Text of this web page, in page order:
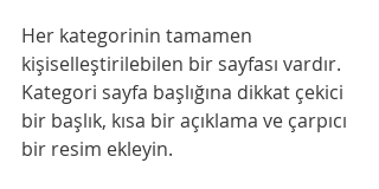
Her kategorinin tamamen
kişiselleştirilebilen bir sayfası vardır.
Kategori sayfa başlığına dikkat çekici
bir başlık, kısa bir açıklama ve çarpıcı
bir resim ekleyin.